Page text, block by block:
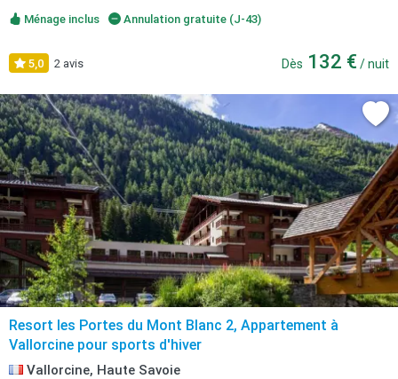
Ménage inclus Annulation gratuite (J-43)
5,0 2 avis Dès 132 € / nuit
Resort les Portes du Mont Blanc 2, Appartement à
Vallorcine pour sports d'hiver
Vallorcine, Haute Savoie